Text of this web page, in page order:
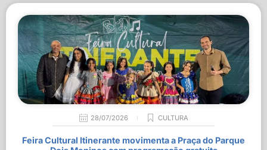
28/07/2026 CULTURA
Feira Cultural Itinerante movimenta a Praça do Parque